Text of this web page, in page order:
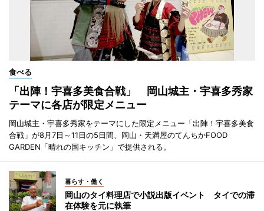
食べる
「出陣！宇喜多美食合戦」 岡山城主・宇喜多秀家
テーマに各店が限定メニュー
岡山城主・宇喜多秀家をテーマにした限定メニュー「出陣！宇喜多美食
合戦」が8月7日～11日の5日間、岡山・天満屋のてんちかFOOD
GARDEN「晴れの国キッチン」で提供される。
暮らす・働く
岡山のタイ料理店で小説出版イベント タイでの滞
在体験を元に執筆